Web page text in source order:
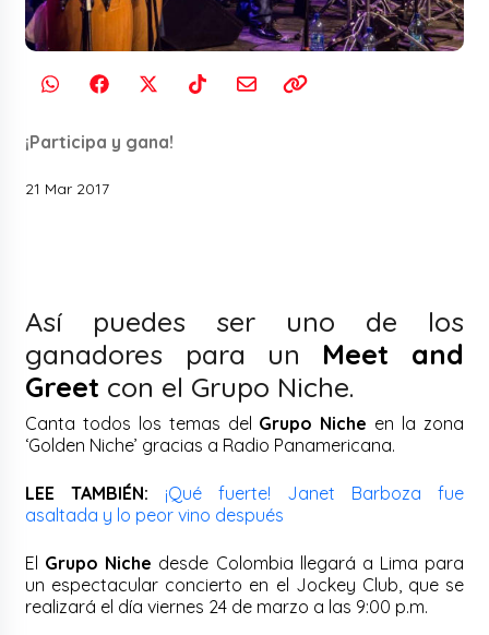
¡Participa y gana!
21 Mar 2017
Así puedes ser uno de los
ganadores para un Meet and
Greet con el Grupo Niche.
Canta todos los temas del Grupo Niche en la zona
‘Golden Niche’ gracias a Radio Panamericana.
LEE TAMBIÉN:
¡Qué fuerte! Janet Barboza fue
asaltada y lo peor vino después
El Grupo Niche desde Colombia llegará a Lima para
un espectacular concierto en el Jockey Club, que se
realizará el día viernes 24 de marzo a las 9:00 p.m.